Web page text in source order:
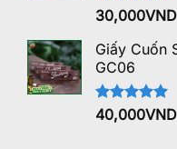
Được xếp
hạng
5 sao
30,000VND
Giấy Cuốn
GC06
Được xếp
hạng
40,000VND